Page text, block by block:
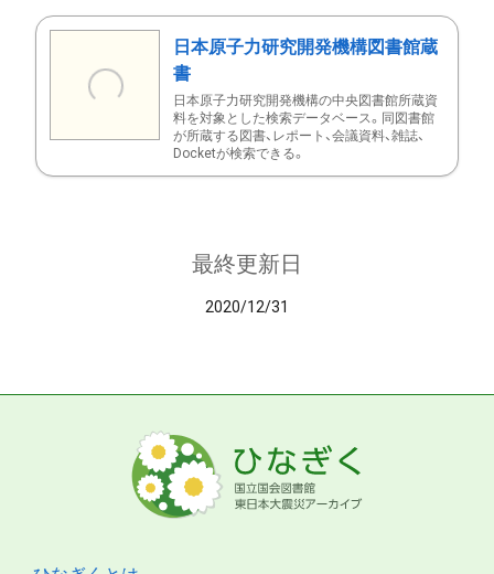
日本原子力研究開発機構図書館蔵
書
日本原子力研究開発機構の中央図書館所蔵資
料を対象とした検索データベース。同図書館
が所蔵する図書、レポート、会議資料、雑誌、
Docketが検索できる。
最終更新日
2020/12/31